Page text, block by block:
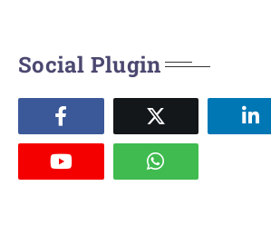
Social Plugin